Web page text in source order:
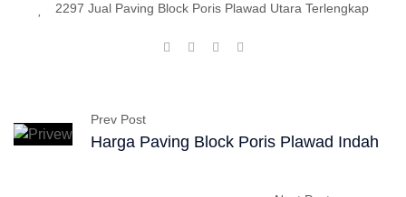
2297 Jual Paving Block Poris Plawad Utara Terlengkap
Prev Post
Harga Paving Block Poris Plawad Indah